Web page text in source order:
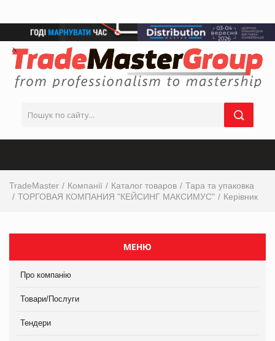
TradeMaster Компанії Каталог товаров
Тара та упаковка
ТОРГОВАЯ КОМПАНИЯ "КЕЙСИНГ МАКСИМУС"
Керівник
МЕНЮ
Про компанію
Товари/Послуги
Тендери